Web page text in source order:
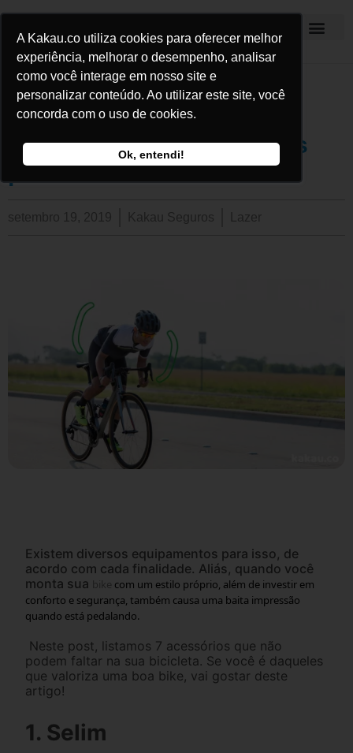
A Kakau.co utiliza cookies para oferecer melhor
experiência, melhorar o desempenho, analisar
como você interage em nosso site e
personalizar conteúdo. Ao utilizar este site, você
concorda com o uso de cookies.
Ok, entendi!
Os 7 melhores e
indispensáveis acessórios
para a sua bicicleta
setembro 19, 2019 Kakau Seguros Lazer
Existem diversos equipamentos para isso, de
acordo com cada finalidade. Aliás, quando você
monta sua
bike com um estilo próprio, além de investir em
conforto e segurança, também causa uma baita impressão
quando está pedalando.
Neste post, listamos 7 acessórios que não
podem faltar na sua bicicleta. Se você é daqueles
que valoriza uma boa bike, vai gostar deste
artigo!
1. Selim